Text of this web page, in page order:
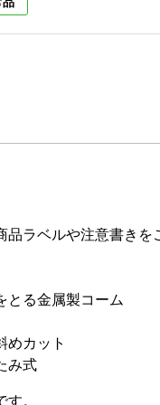
ラベルや注意書きを
とる金属製コーム
めカット
み式
。